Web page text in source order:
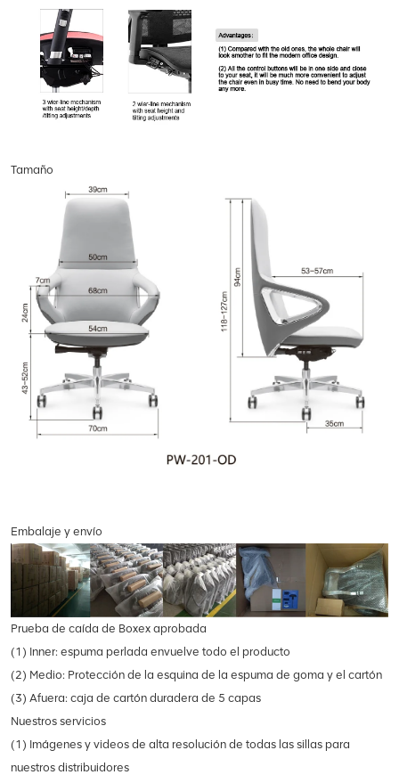
Tamaño
Embalaje y envío
Prueba de caída de Boxex aprobada
(1) Inner: espuma perlada envuelve todo el producto
(2) Medio: Protección de la esquina de la espuma de goma y el cartón
(3) Afuera: caja de cartón duradera de 5 capas
Nuestros servicios
(1) Imágenes y videos de alta resolución de todas las sillas para
nuestros distribuidores